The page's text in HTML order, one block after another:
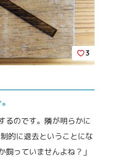
3
るのです。隣が明らかに
的に退去ということにな
っていませんよね？」